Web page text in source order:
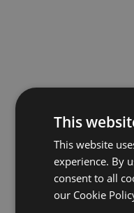
This
This website
experience. By
consent to all
our Cookie